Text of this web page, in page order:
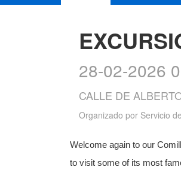
28-02-2026
CALLE DE
Organizado por Servicio
Welcome again to our
to visit some of its most